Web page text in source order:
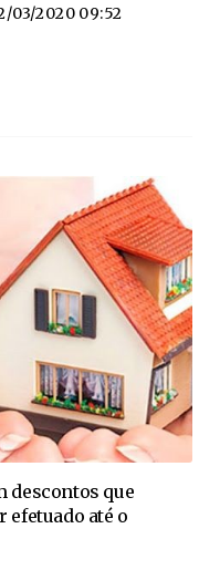
03/2020 09:52
descontos que
efetuado até o